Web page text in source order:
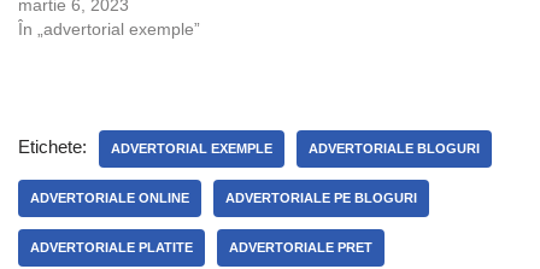
martie 6, 2023
În „advertorial exemple”
Etichete: ADVERTORIAL EXEMPLE ADVERTORIALE BLOGURI
ADVERTORIALE ONLINE ADVERTORIALE PE BLOGURI
ADVERTORIALE PLATITE ADVERTORIALE PRET